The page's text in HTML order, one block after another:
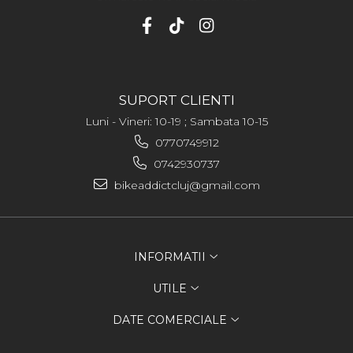
SUPORT CLIENTI
Luni - Vineri: 10-19 ; Sambata 10-15
0770749912
0742930737
bikeaddictcluj@gmail.com
INFORMATII
UTILE
DATE COMERCIALE